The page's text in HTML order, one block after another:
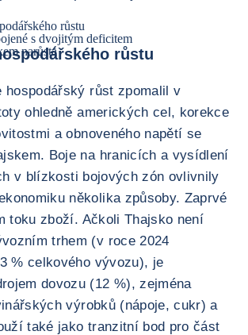
růstu
s dvojitým deficitem
narůstá
růstu
hospodářský růst zpomalil v
ohledně amerických cel, korekce
a obnoveného napětí se
Boje na hranicích a vysídlení
v blízkosti bojových zón ovlivnily
několika způsoby. Zaprvé
toku zboží. Ačkoli Thajsko není
trhem (v roce 2024
% celkového vývozu), je
dovozu (12 %), zejména
výrobků (nápoje, cukr) a
také jako tranzitní bod pro část